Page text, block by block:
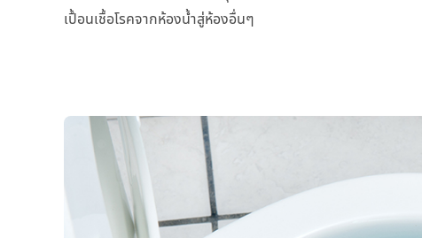
เปื้อนเชื้อโรคจากห้องน้ำสู่ห้องอื่นๆ